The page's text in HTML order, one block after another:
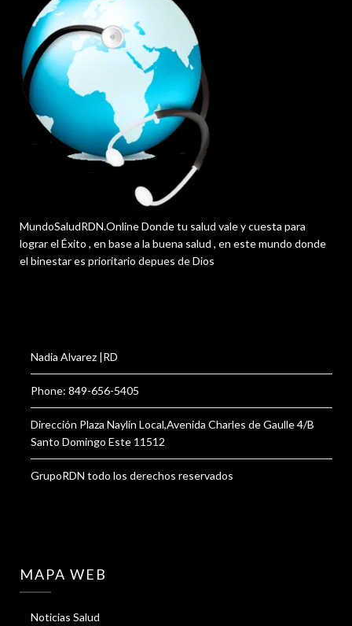
MundoSaludRDN.Online Donde tu salud vale y cuesta para
lograr el Éxito , en base a la buena salud , en este mundo donde
el binestar es prioritario depues de Dios
Nadia Alvarez |RD
Phone: 849-656-5405
Dirección Plaza Naylin Local,Avenida Charles de Gaulle 4/B
Santo Domingo Este 11512
GrupoRDN todo los derechos reservados
MAPA WEB
Noticias Salud